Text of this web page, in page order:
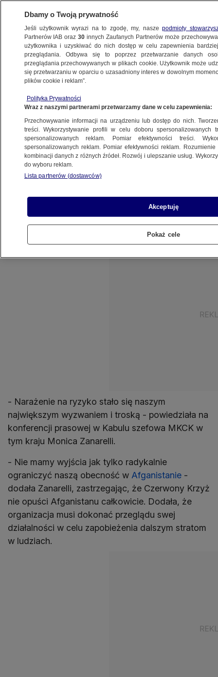
ŚWIAT
ograniczy działalność w Afganistanie
9.10.2017, 10:59Aktualizacja:9.10.2017, 11:01
Udostępnij
Międzynarodowy Komitet Czerwonego Krzyża
- poinformowano w poniedziałek. Zginęło w nich
siedmiu pracowników tej organizacji
pomocowej.
- Narażenie na ryzyko stało się naszym
największym wyzwaniem i troską - powiedziała na
konferencji prasowej w Kabulu szefowa MKCK w
tym kraju Monica Zanarelli.
- Nie mamy wyjścia jak tylko radykalnie
ograniczyć naszą obecność w Afganistanie -
dodała Zanarelli, zastrzegając, że Czerwony Krzyż
nie opuści Afganistanu całkowicie. Dodała, że
organizacja musi dokonać przeglądu swej
działalności w celu zapobieżenia dalszym stratom
w ludziach.
Dbamy o Twoją prywatność
Jeśli użytkownik wyrazi na to zgodę, my, naszepodmioty
Partnerów IAB oraz30 innych Zaufanych Partnerów może
użytkownika i uzyskiwać do nich dostęp w celu zapewnienia
przeglądania. Odbywa się to poprzez przetwarzanie danych
przeglądania przechowywanych w plikach cookie. Użytkownik może
się przetwarzaniu w oparciu o uzasadniony interes w dowolnym
plików cookie i reklam”.
Polityka Prywatności
Wraz z naszymi partnerami przetwarzamy dane w celu zapewnienia:
Przechowywanie informacji na urządzeniu lub dostęp do nich.
treści. Wykorzystywanie profili w celu doboru spersonalizowanych
spersonalizowanych reklam. Pomiar efektywności treści.
spersonalizowanych reklam. Pomiar efektywności reklam.
kombinacji danych z różnych źródeł. Rozwój i ulepszanie usług.
do wyboru reklam.
Lista partnerów (dostawców)
Akceptuję
Pokaż cele